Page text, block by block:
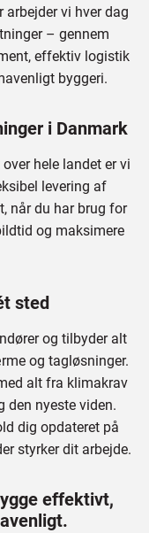
vi hver dag
– gennem
effektiv logistik
byggeri.
i Danmark
hele landet er vi
levering af
når du har brug for
og maksimere
sted
og tilbyder alt
og tagløsninger.
alt fra klimakrav
den nyeste viden.
dig opdateret på
styrker dit arbejde.
effektivt,